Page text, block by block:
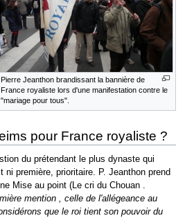
Pierre Jeanthon brandissant la bannière de
France royaliste lors d'une manifestation contre le
"mariage pour tous".
pour France royaliste ?
du prétendant le plus dynaste qui
ni première, prioritaire. P. Jeanthon prend
Mise au point (Le cri du Chouan .
mention , celle de l'allégeance au
que le roi tient son pouvoir du